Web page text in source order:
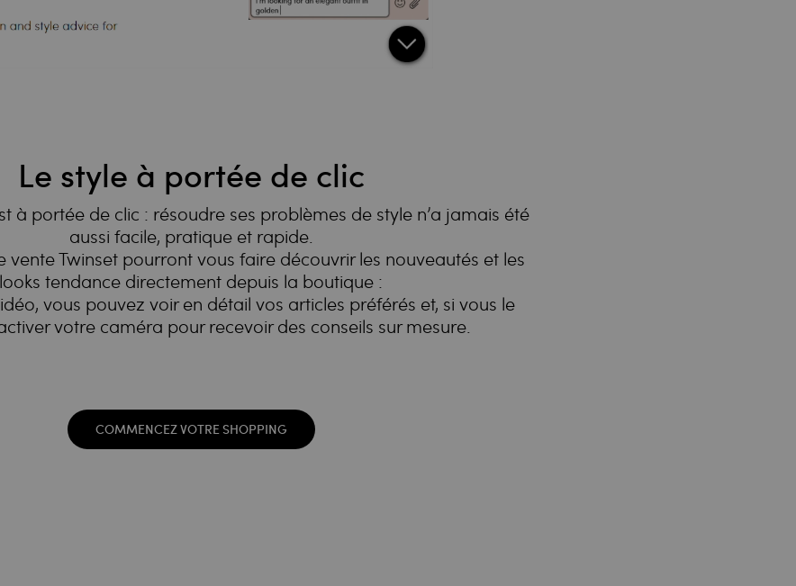
Le style à portée de clic
à portée de clic : résoudre ses problèmes de style n’a jamais été
aussi facile, pratique et rapide.
vente Twinset pourront vous faire découvrir les nouveautés et les
looks tendance directement depuis la boutique :
vous pouvez voir en détail vos articles préférés et, si vous le
votre caméra pour recevoir des conseils sur mesure.
COMMENCEZ VOTRE SHOPPING